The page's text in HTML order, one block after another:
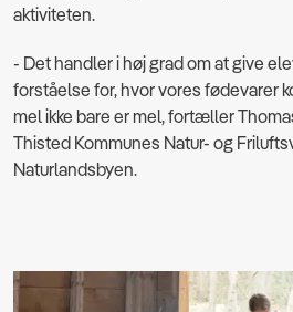
aktiviteten.
- Det handler i høj grad om at give
forståelse for, hvor vores fødevarer
mel ikke bare er mel, fortæller
Thisted Kommunes Natur- og
Naturlandsbyen.